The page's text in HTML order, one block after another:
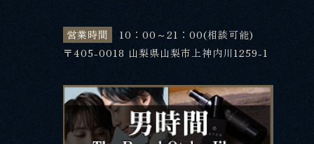
営業時間
10：00～21：00(相談可能)
〒405-0018 山梨県山梨市上神内川1259-1